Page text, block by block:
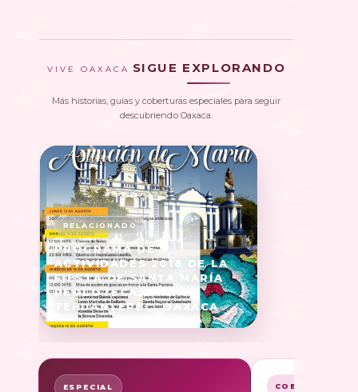
VIVE OAXACA SIGUE EXPLORANDO
Más historias, guías y coberturas especiales para seguir
descubriendo Oaxaca.
PROGRAMA DE
ACTIVIDADES 2018 DE LA
FIESTA DE SANTA MARÍA
REOLOTECA,
TEHUANTEPEC, OAXACA
ESPECIAL COBERTURA